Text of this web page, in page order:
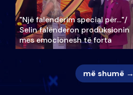
"Një falenderim special për…"/
Selin falënderon produksionin
mes emocionesh të forta
më shumë →